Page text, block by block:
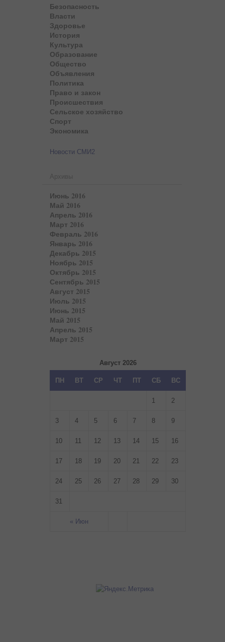
Безопасность
Власти
Здоровье
История
Культура
Образование
Общество
Объявления
Политика
Право и закон
Происшествия
Сельское хозяйство
Спорт
Экономика
Новости СМИ2
Архивы
Июнь 2016
Май 2016
Апрель 2016
Март 2016
Февраль 2016
Январь 2016
Декабрь 2015
Ноябрь 2015
Октябрь 2015
Сентябрь 2015
Август 2015
Июль 2015
Июнь 2015
Май 2015
Апрель 2015
Март 2015
Август 2026
ПН ВТ СР ЧТ ПТ СБ ВС
« Июн
1 2
3 4 5 6 7 8 9
10 11 12 13 14 15 16
17 18 19 20 21 22 23
24 25 26 27 28 29 30
31